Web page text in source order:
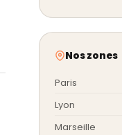
Nos zones
Paris
Lyon
Marseille